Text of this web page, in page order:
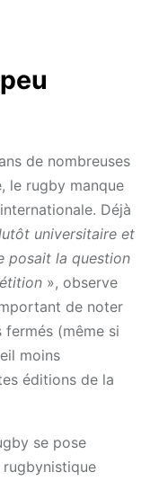
de nombreuses
le rugby manque
Déjà
universitaire et
posait la question
», observe
de noter
(même si
moins
éditions de la
se pose
rugbynistique